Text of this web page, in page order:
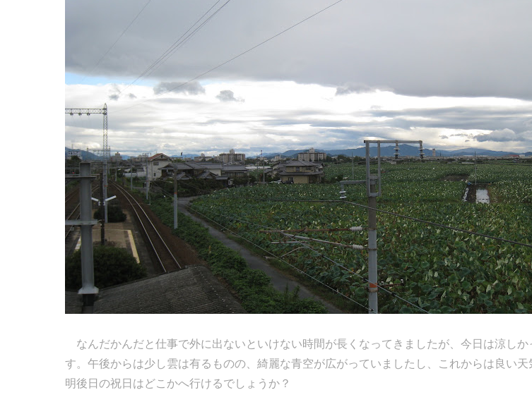
なんだかんだと仕事で外に出ないといけない時間が長くなってきましたが、今日は涼し
す。午後からは少し雲は有るものの、綺麗な青空が広がっていましたし、これからは良い天
明後日の祝日はどこかへ行けるでしょうか？